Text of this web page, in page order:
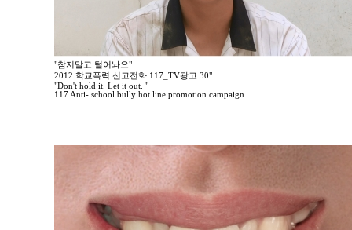
"참지말고 털어놔요"
2012 학교폭력 신고전화 117_TV광고 30"
"Don't hold it. Let it out. "
117 Anti- school bully hot line promotion campaign.